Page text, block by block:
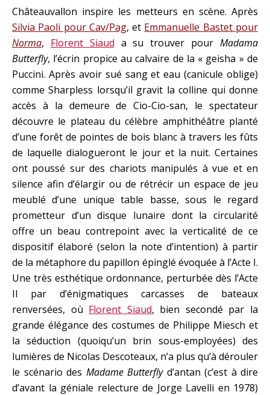
Châteauvallon inspire les metteurs en scène. Après
Silvia Paoli pour Cav/Pag, et Emmanuelle Bastet pour
Norma, Florent Siaud a su trouver pour Madama
Butterfly, l’écrin propice au calvaire de la « geisha » de
Puccini. Après avoir sué sang et eau (canicule oblige)
comme Sharpless lorsqu’il gravit la colline qui donne
accès à la demeure de Cio-Cio-san, le spectateur
découvre le plateau du célèbre amphithéâtre planté
d’une forêt de pointes de bois blanc à travers les fûts
de laquelle dialogueront le jour et la nuit. Certaines
ont poussé sur des chariots manipulés à vue et en
silence afin d’élargir ou de rétrécir un espace de jeu
meublé d’une unique table basse, sous le regard
prometteur d’un disque lunaire dont la circularité
offre un beau contrepoint avec la verticalité de ce
dispositif élaboré (selon la note d’intention) à partir
de la métaphore du papillon épinglé évoquée à l’Acte I.
Une très esthétique ordonnance, perturbée dès l’Acte
II par d’énigmatiques carcasses de bateaux
renversées, où Florent Siaud, bien secondé par la
grande élégance des costumes de Philippe Miesch et
la séduction (quoiqu’un brin sous-employées) des
lumières de Nicolas Descoteaux, n’a plus qu’à dérouler
le scénario des Madame Butterflyd’antan (c’est à dire
d’avant la géniale relecture de Jorge Lavelli en 1978)